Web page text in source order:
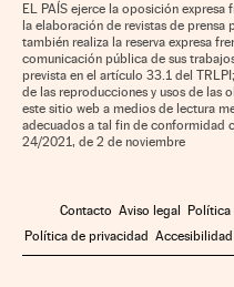
EL PAÍS ejerce la oposición expresa
la elaboración de revistas de
también realiza la reserva expresa
comunicación pública de sus
prevista en el artículo 33.1 del
de las reproducciones y usos de las
este sitio web a medios de lectura
adecuados a tal fin de conformidad
24/2021, de 2 de noviembre
Contacto Aviso legal
Política de privacidad Accesibilidad